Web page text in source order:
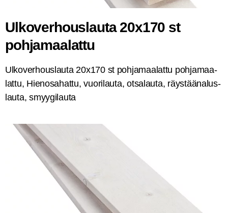
Ulko­ver­hous­lau­ta 20x170 st
pohjamaalattu
Ulko­ver­hous­lau­ta 20x170 st poh­ja­maa­lat­tu poh­ja­maa­
lat­tu, Hien­osa­hat­tu, vuo­ri­lau­ta, otsa­lau­ta, räys­tää­na­lus­
lau­ta, smyygilauta